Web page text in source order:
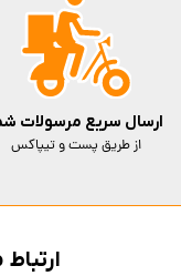
ارسال سریع مرسولات
از طریق پست و تیپاکس